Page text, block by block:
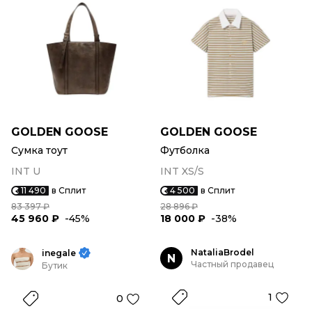
GOLDEN GOOSE
Сумка тоут
INT U
11 490 в Сплит
83 397 ₽
45 960 ₽ -45%
GOLDEN GOOSE
Футболка
INT XS/S
4 500 в Сплит
28 896 ₽
18 000 ₽ -38%
inegale
Бутик
0
N
NataliaBrodel
Частный продавец
1